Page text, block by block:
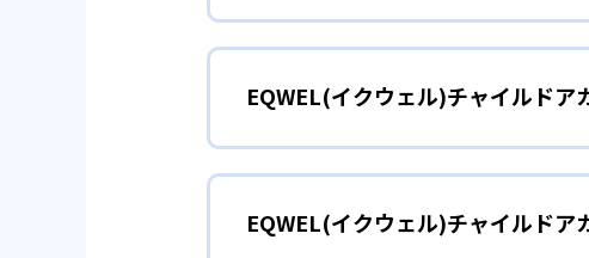
1 脳科学に基づいた
EQWELでは、「IQ（知能指数）やEQ
中力、感性などの基礎をしっかり育成
2 親子で参加できる
EQWEL(イクウェル)チャイルドア
保護者とともに参加する、スキンシッ
EQWEL(イクウェル)チャイルドア